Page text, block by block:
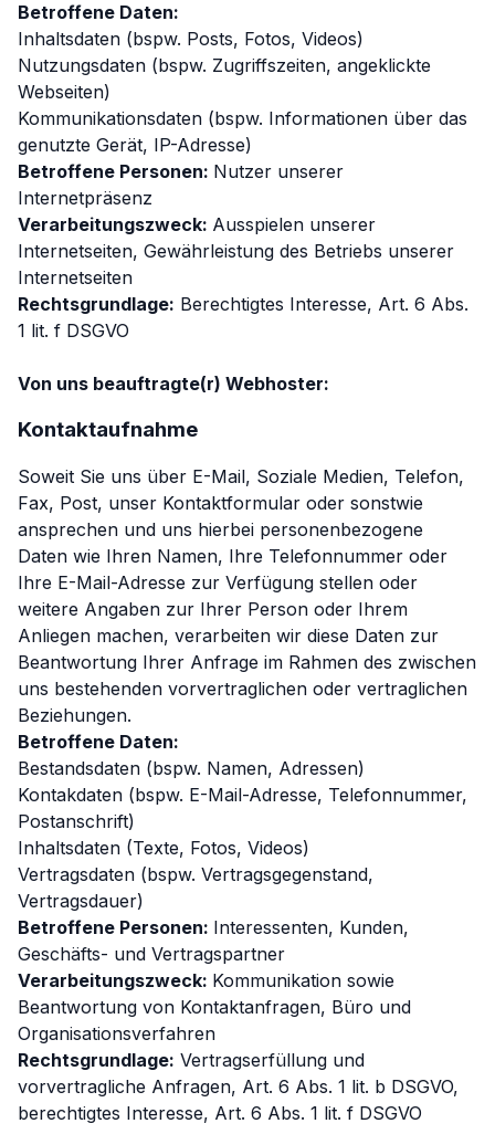
Betroffene Daten:
Inhaltsdaten (bspw. Posts, Fotos, Videos)
Nutzungsdaten (bspw. Zugriffszeiten, angeklickte
Webseiten)
Kommunikationsdaten (bspw. Informationen über das
genutzte Gerät, IP-Adresse)
Betroffene Personen: Nutzer unserer
Internetpräsenz
Verarbeitungszweck: Ausspielen unserer
Internetseiten, Gewährleistung des Betriebs unserer
Internetseiten
Rechtsgrundlage: Berechtigtes Interesse, Art. 6 Abs.
1 lit. f DSGVO
Von uns beauftragte(r) Webhoster:
Kontaktaufnahme
Soweit Sie uns über E-Mail, Soziale Medien, Telefon,
Fax, Post, unser Kontaktformular oder sonstwie
ansprechen und uns hierbei personenbezogene
Daten wie Ihren Namen, Ihre Telefonnummer oder
Ihre E-Mail-Adresse zur Verfügung stellen oder
weitere Angaben zur Ihrer Person oder Ihrem
Anliegen machen, verarbeiten wir diese Daten zur
Beantwortung Ihrer Anfrage im Rahmen des zwischen
uns bestehenden vorvertraglichen oder vertraglichen
Beziehungen.
Betroffene Daten:
Bestandsdaten (bspw. Namen, Adressen)
Kontakdaten (bspw. E-Mail-Adresse, Telefonnummer,
Postanschrift)
Inhaltsdaten (Texte, Fotos, Videos)
Vertragsdaten (bspw. Vertragsgegenstand,
Vertragsdauer)
Betroffene Personen: Interessenten, Kunden,
Geschäfts- und Vertragspartner
Verarbeitungszweck: Kommunikation sowie
Beantwortung von Kontaktanfragen, Büro und
Organisationsverfahren
Rechtsgrundlage: Vertragserfüllung und
vorvertragliche Anfragen, Art. 6 Abs. 1 lit. b DSGVO,
berechtigtes Interesse, Art. 6 Abs. 1 lit. f DSGVO